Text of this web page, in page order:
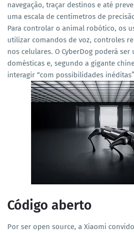
navegação, traçar destinos e até
uma escala de centímetros de
Para controlar o animal robótico, os
utilizar comandos de voz, controles
nos celulares. O CyberDog poderá
domésticas e, segundo a gigante
interagir “com possibilidades
Código aberto
Por ser open source, a Xiaomi